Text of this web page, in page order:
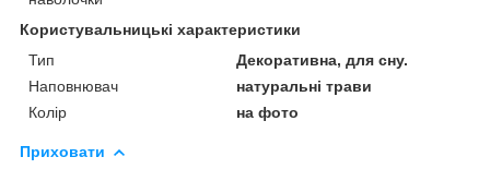
Користувальницькі характеристики
Тип
Декоративна, для сну.
Наповнювач
натуральні трави
Колір
на фото
Приховати